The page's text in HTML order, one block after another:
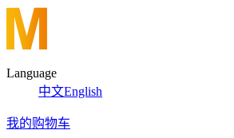
Language
中文English
我的购物车